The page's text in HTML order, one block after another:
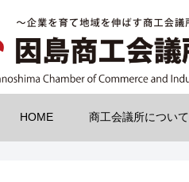
HOME 商工会議所について